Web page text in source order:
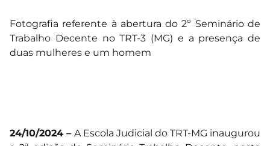
Fotografia referente à abertura do 2º Seminário de
Trabalho Decente no TRT-3 (MG) e a presença de
duas mulheres e um homem
24/10/2024 – A Escola Judicial do TRT-MG inaugurou